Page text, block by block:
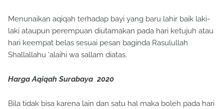
Menunaikan aqiqah terhadap bayi yang baru lahir baik laki-
laki ataupun perempuan diutamakan pada hari ketujuh atau
hari keempat belas sesuai pesan baginda Rasulullah
Shallallahu ‘alaihi wa sallam diatas.
Harga Aqiqah Surabaya 2020
Bila tidak bisa karena lain dan satu hal maka boleh pada hari